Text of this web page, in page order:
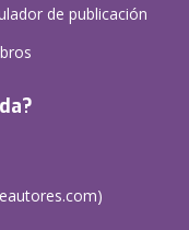
de publicación
)